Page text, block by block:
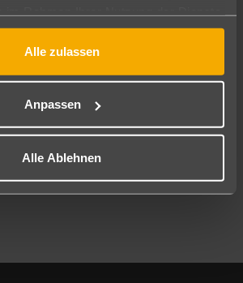
Alle zulassen
Anpassen
Alle Ablehnen
7-21 Nächte
Filter anzeigen